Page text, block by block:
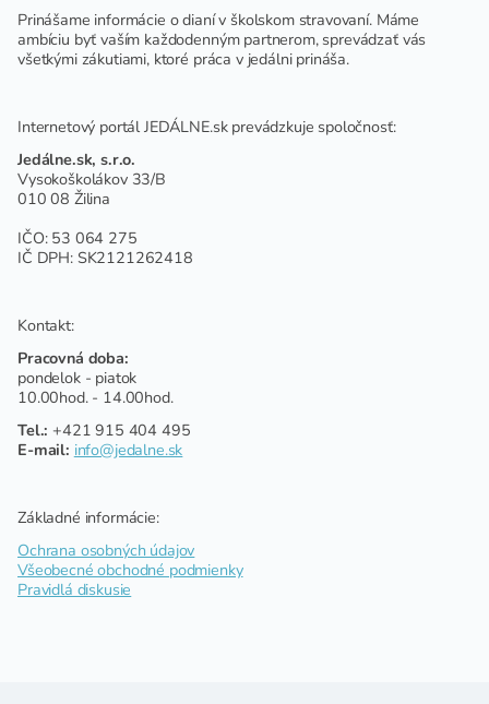
Prinášame informácie o dianí v školskom stravovaní. Máme
ambíciu byť vaším každodenným partnerom, sprevádzať vás
všetkými zákutiami, ktoré práca v jedálni prináša.
Internetový portál JEDÁLNE.sk prevádzkuje spoločnosť:
Jedálne.sk, s.r.o.
Vysokoškolákov 33/B
010 08 Žilina
IČO: 53 064 275
IČ DPH: SK2121262418
Kontakt:
Pracovná doba:
pondelok - piatok
10.00hod. - 14.00hod.
Tel.: +421 915 404 495
E-mail: info@jedalne.sk
Základné informácie:
Ochrana osobných údajov
Všeobecné obchodné podmienky
Pravidlá diskusie